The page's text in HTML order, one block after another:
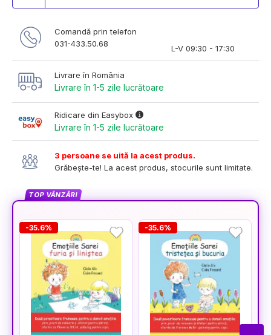
Comandă prin telefon
031-433.50.68
L-V 09:30 - 17:30
Livrare în România
Livrare în 1-5 zile lucrătoare
Ridicare din Easybox
Livrare în 1-5 zile lucrătoare
3 persoane se uită la acest produs.
Grăbește-te! La acest produs, stocurile sunt limitate.
TOP VÂNZĂRI
-35.6% -35.6%